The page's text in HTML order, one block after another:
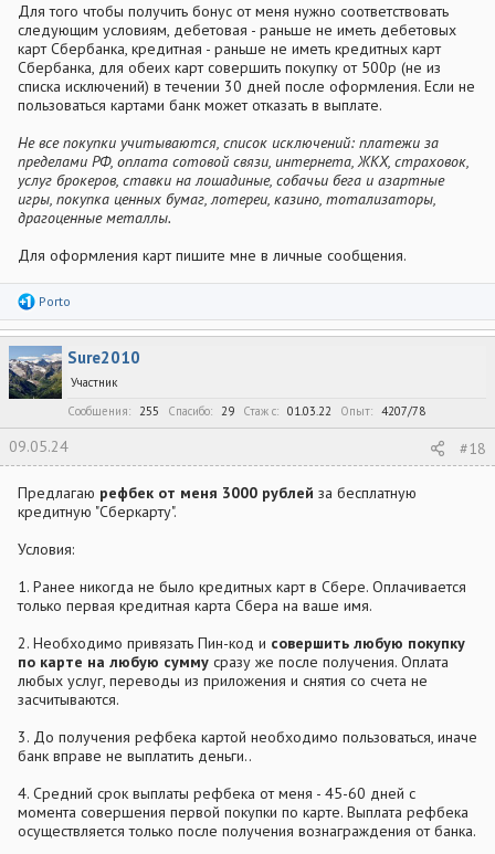
Для того чтобы получить бонус от меня нужно соответствовать
следующим условиям, дебетовая - раньше не иметь дебетовых
карт Сбербанка, кредитная - раньше не иметь кредитных карт
Сбербанка, для обеих карт совершить покупку от 500р (не из
списка исключений) в течении 30 дней после оформления. Если не
пользоваться картами банк может отказать в выплате.
Не все покупки учитываются, список исключений: платежи за
пределами РФ, оплата сотовой связи, интернета, ЖКХ, страховок,
услуг брокеров, ставки на лошадиные, собачьи бега и азартные
игры, покупка ценных бумаг, лотереи, казино, тотализаторы,
драгоценные металлы.
Для оформления карт пишите мне в личные сообщения.
Р
а
к
ц
и
и
Porto
Sure2010
Участник
Сообщения
255 Спасибо 29 Стаж c 01.03.22 Опыт 4207/78
09.05.24 #18
Предлагаю рефбек от меня 3000 рублей за бесплатную
кредитную "Сберкарту".
Условия:
1. Ранее никогда не было кредитных карт в Сбере. Оплачивается
только первая кредитная карта Сбера на ваше имя.
2. Необходимо привязать Пин-код и совершить любую покупку
по карте на любую сумму сразу же после получения. Оплата
любых услуг, переводы из приложения и снятия со счета не
засчитываются.
3. До получения рефбека картой необходимо пользоваться, иначе
банк вправе не выплатить деньги..
4. Средний срок выплаты рефбека от меня - 45-60 дней с
момента совершения первой покупки по карте. Выплата рефбека
осуществляется только после получения вознаграждения от банка.